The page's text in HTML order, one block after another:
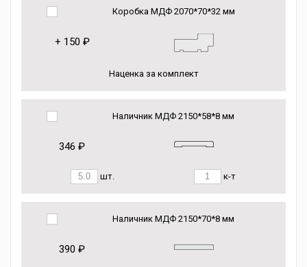
Коробка МДФ 2070*70*32 мм
+ 150 ₽
Наценка за комплект
Наличник МДФ 2150*58*8 мм
346 ₽
шт. к-т
Наличник МДФ 2150*70*8 мм
390 ₽